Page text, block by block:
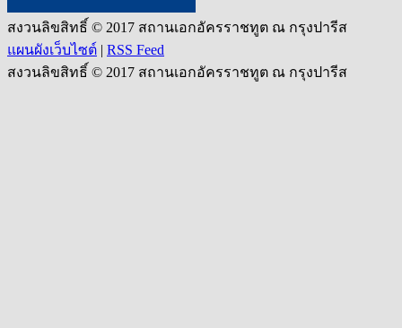
สงวนลิขสิทธิ์ © 2017 สถานเอกอัครราชทูต ณ กรุงปารีส
แผนผังเว็บไซต์ | RSS Feed
สงวนลิขสิทธิ์ © 2017 สถานเอกอัครราชทูต ณ กรุงปารีส